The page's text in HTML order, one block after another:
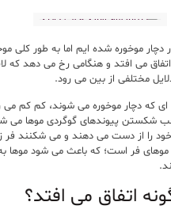
دچار موخوره شده ایم اما به طور کلی
می افتد و هنگامی رخ می دهد که
مختلفی از بین می رود.
که دچار موخوره می شوند، کم کم می
شکستن پیوندهای گوگردی موها می
را از دست می دهند و می شکنند فر
فر است؛ که باعث می شود موها
اتفاق می افتد؟